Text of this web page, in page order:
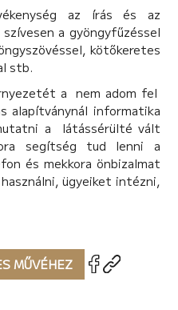
az írás és az
a gyöngyfűzéssel
kötőkeretes
stb.
a nem adom fel
informatika
a látássérülté vált
segítség tud lenni a
és mekkora önbizalmat
ügyeiket intézni,
MŰVÉHEZ